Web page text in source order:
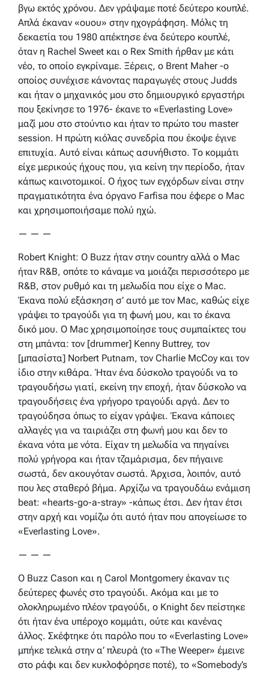
βγω εκτός χρόνου. Δεν γράψαμε ποτέ δεύτερο κουπλέ.
Απλά έκαναν «ουου» στην ηχογράφηση. Μόλις τη
δεκαετία του 1980 απέκτησε ένα δεύτερο κουπλέ,
όταν η Rachel Sweet και ο Rex Smith ήρθαν με κάτι
νέο, το οποίο εγκρίναμε. Ξέρεις, ο Brent Maher -ο
οποίος συνέχισε κάνοντας παραγωγές στους Judds
και ήταν ο μηχανικός μου στο δημιουργικό εργαστήρι
που ξεκίνησε το 1976- έκανε το «Everlasting Love»
μαζί μου στο στούντιο και ήταν το πρώτο του master
session. Η πρώτη κιόλας συνεδρία που έκοψε έγινε
επιτυχία. Αυτό είναι κάπως ασυνήθιστο. Το κομμάτι
είχε μερικούς ήχους που, για κείνη την περίοδο, ήταν
κάπως καινοτομικοί. Ο ήχος των εγχόρδων είναι στην
πραγματικότητα ένα όργανο Farfisa που έφερε ο Mac
και χρησιμοποιήσαμε πολύ ηχώ.
— — —
Robert Knight: Ο Buzz ήταν στην country αλλά ο Mac
ήταν R&B, οπότε το κάναμε να μοιάζει περισσότερο με
R&B, στον ρυθμό και τη μελωδία που είχε ο Mac.
Έκανα πολύ εξάσκηση σ’ αυτό με τον Mac, καθώς είχε
γράψει το τραγούδι για τη φωνή μου, και το έκανα
δικό μου. Ο Mac χρησιμοποίησε τους συμπαίκτες του
στη μπάντα: τον [drummer] Kenny Buttrey, τον
[μπασίστα] Norbert Putnam, τον Charlie McCoy και τον
ίδιο στην κιθάρα. Ήταν ένα δύσκολο τραγούδι να το
τραγουδήσω γιατί, εκείνη την εποχή, ήταν δύσκολο να
τραγουδήσεις ένα γρήγορο τραγούδι αργά. Δεν το
τραγούδησα όπως το είχαν γράψει. Έκανα κάποιες
αλλαγές για να ταιριάζει στη φωνή μου και δεν το
έκανα νότα με νότα. Είχαν τη μελωδία να πηγαίνει
πολύ γρήγορα και ήταν τζαμάρισμα, δεν πήγαινε
σωστά, δεν ακουγόταν σωστά. Άρχισα, λοιπόν, αυτό
που λες σταθερό βήμα. Αρχίζω να τραγουδάω ενάμιση
beat: «hearts-go-a-stray» -κάπως έτσι. Δεν ήταν έτσι
στην αρχή και νομίζω ότι αυτό ήταν που απογείωσε το
«Everlasting Love».
— — —
Ο Buzz Cason και η Carol Montgomery έκαναν τις
δεύτερες φωνές στο τραγούδι. Ακόμα και με το
ολοκληρωμένο πλέον τραγούδι, ο Knight δεν πείστηκε
ότι ήταν ένα υπέροχο κομμάτι, ούτε και κανένας
άλλος. Σκέφτηκε ότι παρόλο που το «Everlasting Love»
μπήκε τελικά στην α’ πλευρά (το «The Weeper» έμεινε
στο ράφι και δεν κυκλοφόρησε ποτέ), το «Somebody’s